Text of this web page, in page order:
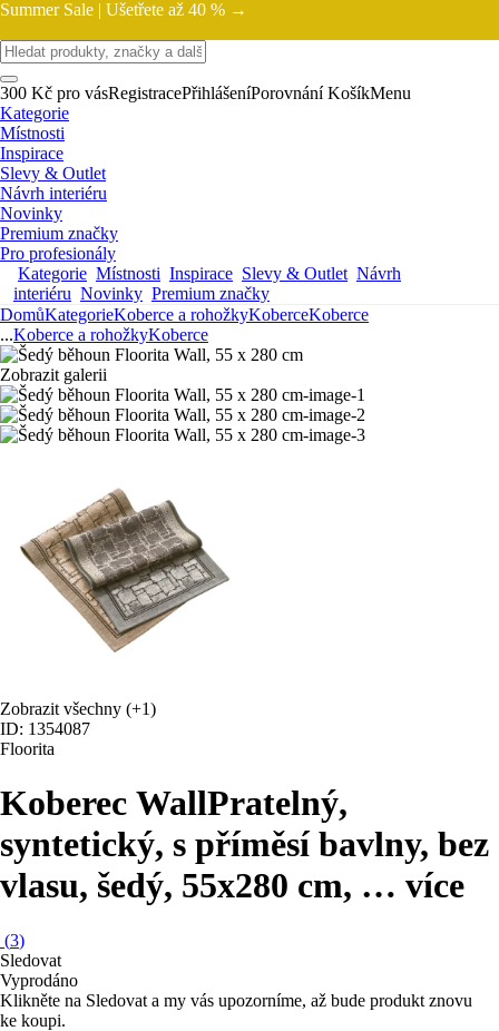
Summer Sale | Ušetřete až 40 % →
300 Kč pro vásRegistracePřihlášeníPorovnání KošíkMenu
Kategorie
Místnosti
Inspirace
Slevy & Outlet
Návrh interiéru
Novinky
Premium značky
Pro profesionály
Kategorie Místnosti Inspirace Slevy & Outlet Návrh
interiéru Novinky Premium značky
DomůKategorieKoberce a rohožkyKoberceKoberce
...Koberce a rohožkyKoberce
Zobrazit galerii
Zobrazit všechny (+1)
ID: 1354087
Floorita
Koberec WallPratelný,
syntetický, s příměsí bavlny, bez
vlasu, šedý, 55x280 cm, … více
(3)
Sledovat
Vyprodáno
Klikněte na Sledovat a my vás upozorníme, až bude produkt znovu
ke koupi.